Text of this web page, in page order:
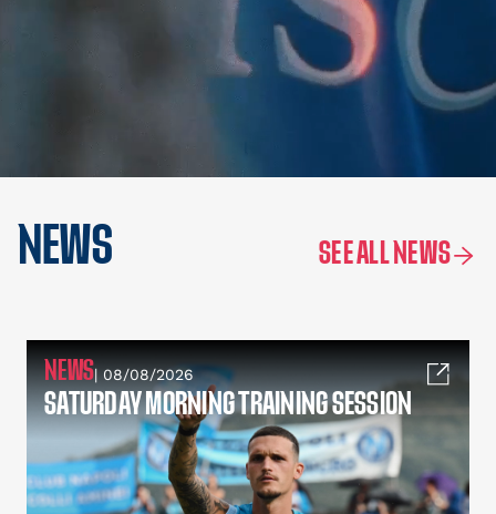
NEWS SEE ALL NEWS
NEWS| 08/08/2026
SATURDAY MORNING TRAINING SESSION